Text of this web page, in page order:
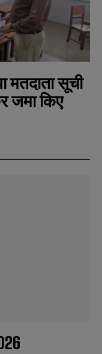
मतदाता सूची
जमा किए